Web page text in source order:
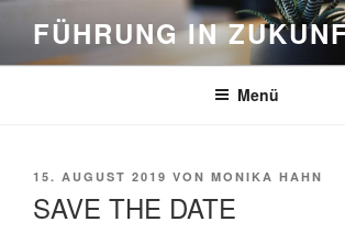
Zum
springen
FÜHRUNG IN
Menü
VERÖFFENTLICHT
15. AUGUST 2019 VON MONIKA HAHN
SAVE THE DATE